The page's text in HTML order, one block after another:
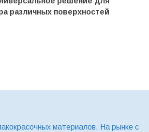
различных поверхностей
материалов. На рынке с